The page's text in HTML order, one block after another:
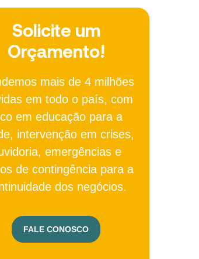
Solicite um
Orçamento!
mais de 4 milhões
em todo o país, com
em educação para a
intervenção em crises,
emergências e
de contingência para a
dos negócios.
FALE CONOSCO